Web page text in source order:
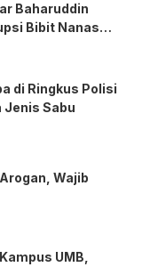
Baharuddin
Bibit Nanas
di Ringkus Polisi
Jenis Sabu
Wajib
UMB,